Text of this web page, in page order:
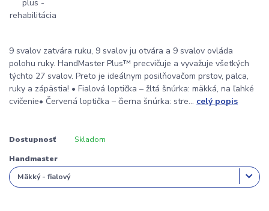
9 svalov zatvára ruku, 9 svalov ju otvára a 9 svalov ovláda
polohu ruky. HandMaster Plus™ precvičuje a vyvažuje všetkých
týchto 27 svalov. Preto je ideálnym posilňovačom prstov, palca,
ruky a zápästia! • Fialová loptička – žltá šnúrka: mäkká, na ľahké
cvičenie• Červená loptička – čierna šnúrka: stre... celý popis
Dostupnosť Skladom
Handmaster